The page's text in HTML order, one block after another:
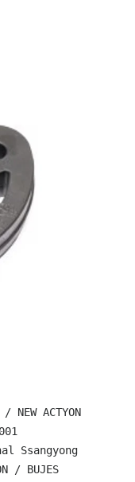
/ NEW ACTYON
Ssangyong
/ BUJES